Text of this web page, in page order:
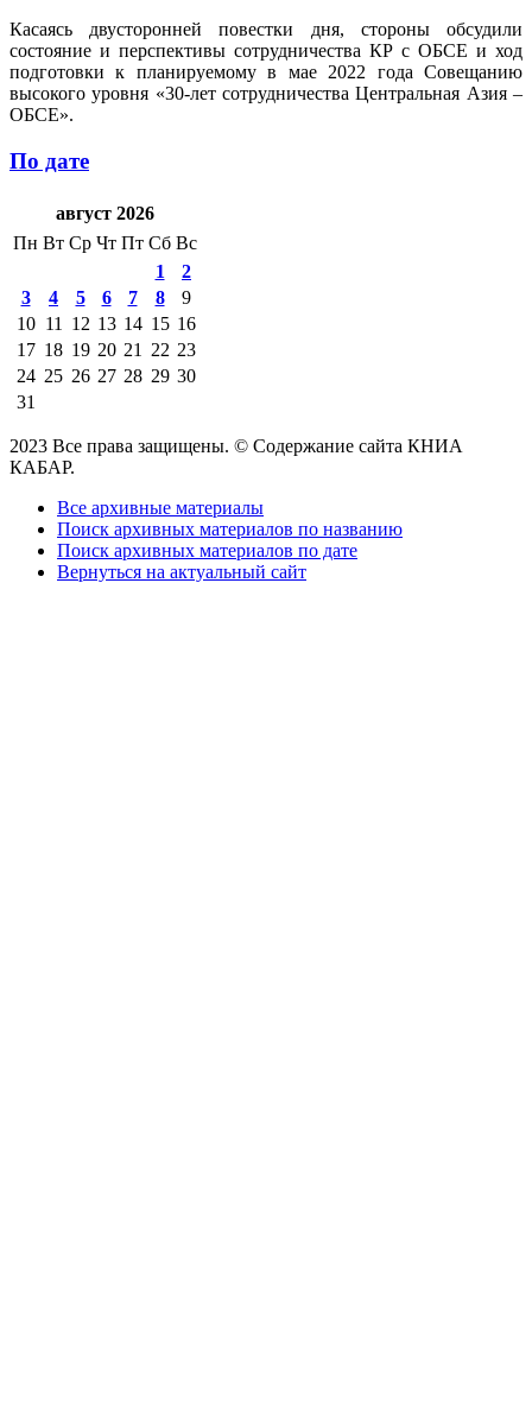
Касаясь двусторонней повестки дня, стороны обсудили
состояние и перспективы сотрудничества КР с ОБСЕ и ход
подготовки к планируемому в мае 2022 года Совещанию
высокого уровня «30-лет сотрудничества Центральная Азия –
ОБСЕ».
По дате
август 2026
Пн Вт Ср Чт Пт Сб Вс
1
2
3
4 5 6 7 8
9
10 11 12 13 14 15 16
17 18 19 20 21 22 23
24 25 26 27 28 29 30
31
2023 Все права защищены. © Содержание сайта КНИА
КАБАР.
Все архивные материалы
Поиск архивных материалов по названию
Поиск архивных материалов по дате
Вернуться на актуальный сайт